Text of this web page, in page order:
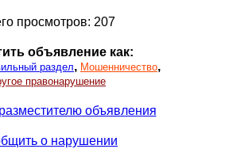
просмотров: 207
объявление как:
раздел, Мошенничество,
правонарушение
объявления
о нарушении